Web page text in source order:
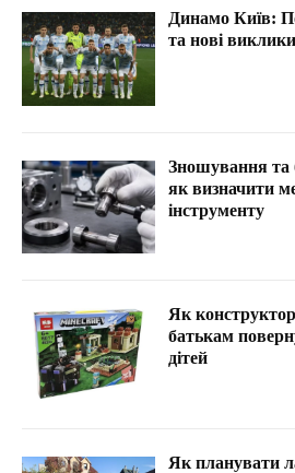
Динамо Київ:
та нові виклики
Зношування та
як визначити
інструменту
Як
батькам
дітей
Як планувати